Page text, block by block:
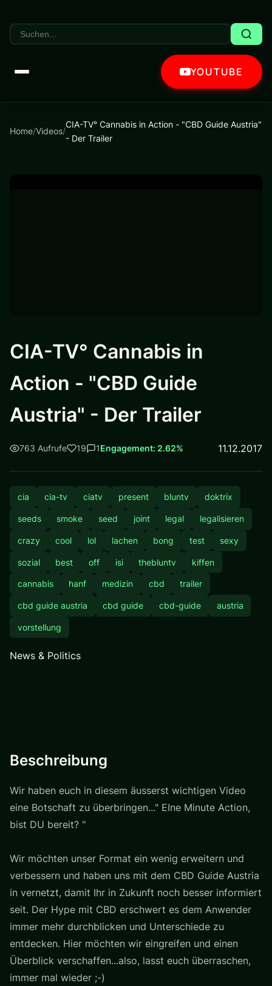
YOUTUBE
Home/Videos/
CIA-TV° Cannabis in Action - "CBD Guide Austria"
- Der Trailer
CIA-TV° Cannabis in
Action - "CBD Guide
Austria" - Der Trailer
763 Aufrufe 19 1Engagement: 2.62% 11.12.2017
cia cia-tv ciatv present bluntv doktrix
seeds smoke seed joint legal legalisieren
crazy cool lol lachen bong test sexy
sozial best off isi thebluntv kiffen
cannabis hanf medizin cbd trailer
cbd guide austria cbd guide cbd-guide austria
vorstellung
News & Politics
Beschreibung
Wir haben euch in diesem äusserst wichtigen Video
eine Botschaft zu überbringen..." EIne Minute Action,
bist DU bereit? "
Wir möchten unser Format ein wenig erweitern und
verbessern und haben uns mit dem CBD Guide Austria
in vernetzt, damit Ihr in Zukunft noch besser informiert
seit. Der Hype mit CBD erschwert es dem Anwender
immer mehr durchblicken und Unterschiede zu
entdecken. Hier möchten wir eingreifen und einen
Überblick verschaffen...also, lasst euch überraschen,
immer mal wieder ;-)